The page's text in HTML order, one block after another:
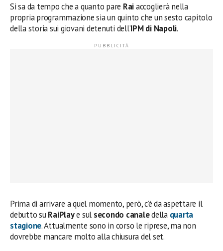
Si sa da tempo che a quanto pare Raiaccoglierà nella
propria programmazione sia un quinto che un sesto capitolo
della storia sui giovani detenuti dell’IPM di Napoli.
Prima di arrivare a quel momento, però, c’è da aspettare il
debutto suRaiPlaye sul secondo canaledella quarta
stagione. Attualmente sono in corso le riprese, ma non
dovrebbe mancare molto alla chiusura del set.